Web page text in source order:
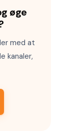
øge
med at
kanaler,